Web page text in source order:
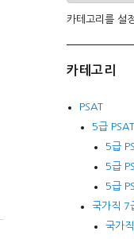
카테고리를 설
카테고리
PSAT
5급 PSAT
5급
5급
5급
국가직 7
국가